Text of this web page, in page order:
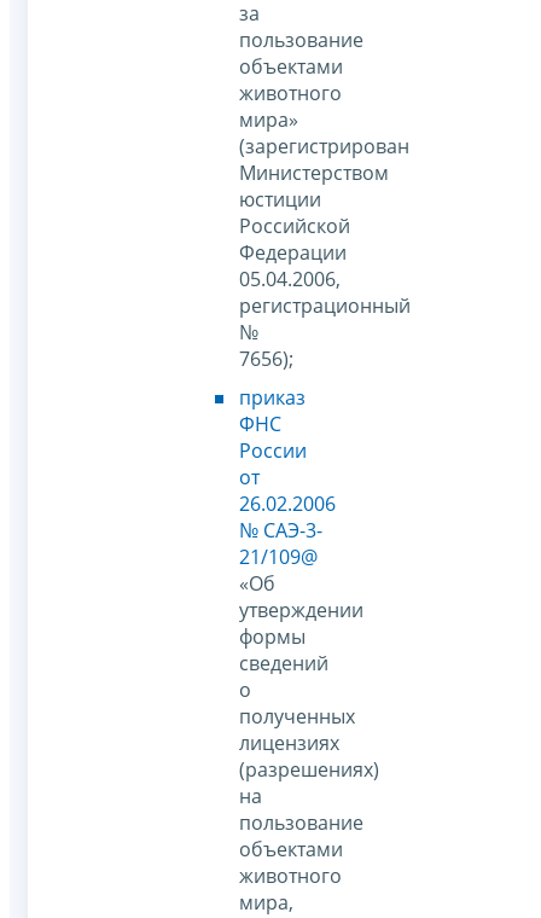
за
пользование
объектами
животного
мира»
(зарегистрирован
Министерством
юстиции
Российской
Федерации
05.04.2006,
регистрационный
№
7656);
приказ
ФНС
России
от
26.02.2006
№ САЭ-3-
21/109@
«Об
утверждении
формы
сведений
о
полученных
лицензиях
(разрешениях)
на
пользование
объектами
животного
мира,